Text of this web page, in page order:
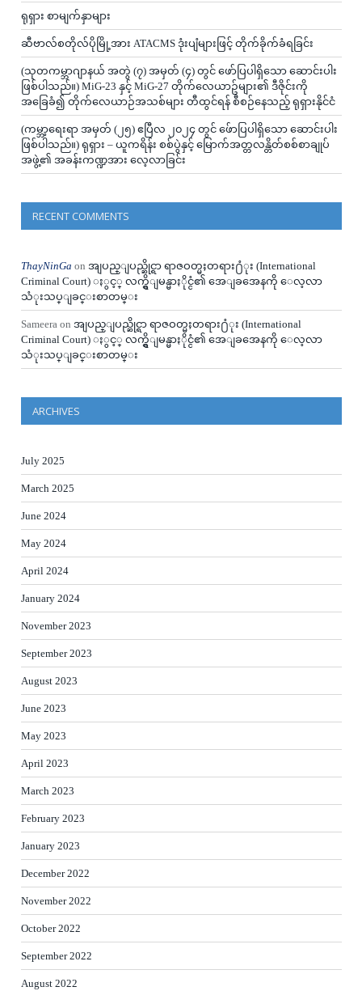
ရုရှား စာမျက်နှာများ
ဆီဗာလ်စတိုလ်ပိုမြို့အား ATACMS ဒုံးပျံများဖြင့် တိုက်ခိုက်ခံရခြင်း
(သုတကမ္ဘာဂျာနယ် အတွဲ (၇) အမှတ် (၄) တွင် ဖော်ပြပါရှိသော ဆောင်းပါး
ဖြစ်ပါသည်။) MiG-23 နှင့် MiG-27 တိုက်လေယာဥ်များ၏ ဒီဇိုင်းကို
အခြေခံ၍ တိုက်လေယာဉ်အသစ်များ တီထွင်ရန် စီစဉ်နေသည့် ရုရှားနိုင်ငံ
(ကမ္ဘာ့ရေးရာ အမှတ် (၂၅) ဧပြီလ ၂၀၂၄ တွင် ဖ်ောပြပါရှိသော ဆောင်းပါး
ဖြစ်ပါသည်။) ရုရှား – ယူကရိန်း စစ်ပွဲနှင့် မြောက်အတ္တလန္တိတ်စစ်စာချုပ်
အဖွဲ့၏ အခန်းကဏ္ဍအား လေ့လာခြင်း
RECENT COMMENTS
ThayNinGa on အျပည္ျပည္ဆိုင္ရာ ရာဇဝတ္မႈတရား႐ံုး (International
Criminal Court) ႏွင့္ လက္ရွိျမန္မာႏိုင္ငံ၏ အေျခအေနကို ေလ့လာ
သံုးသပ္ျခင္းစာတမ္း
Sameera on အျပည္ျပည္ဆိုင္ရာ ရာဇဝတ္မႈတရား႐ံုး (International
Criminal Court) ႏွင့္ လက္ရွိျမန္မာႏိုင္ငံ၏ အေျခအေနကို ေလ့လာ
သံုးသပ္ျခင္းစာတမ္း
ARCHIVES
July 2025
March 2025
June 2024
May 2024
April 2024
January 2024
November 2023
September 2023
August 2023
June 2023
May 2023
April 2023
March 2023
February 2023
January 2023
December 2022
November 2022
October 2022
September 2022
August 2022